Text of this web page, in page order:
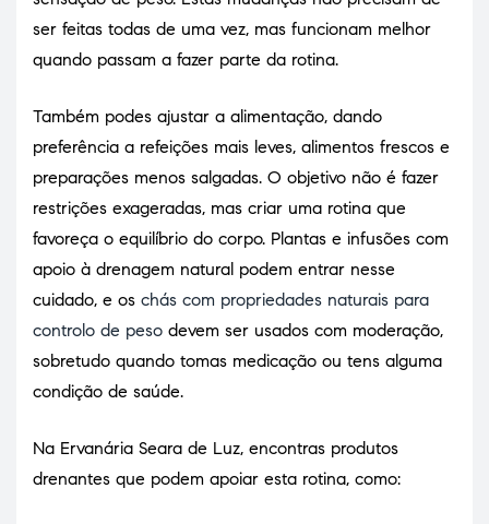
ser feitas todas de uma vez, mas funcionam melhor
quando passam a fazer parte da rotina.
Também podes ajustar a alimentação, dando
preferência a refeições mais leves, alimentos frescos e
preparações menos salgadas. O objetivo não é fazer
restrições exageradas, mas criar uma rotina que
favoreça o equilíbrio do corpo. Plantas e infusões com
apoio à drenagem natural podem entrar nesse
cuidado, e os chás com propriedades naturais para
controlo de peso devem ser usados com moderação,
sobretudo quando tomas medicação ou tens alguma
condição de saúde.
Na Ervanária Seara de Luz, encontras produtos
drenantes que podem apoiar esta rotina, como: